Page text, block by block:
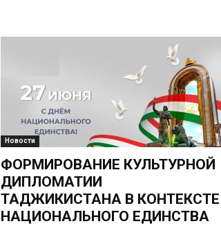
Новости
ФОРМИРОВАНИЕ КУЛЬТУРНОЙ
ДИПЛОМАТИИ
ТАДЖИКИСТАНА В КОНТЕКСТЕ
НАЦИОНАЛЬНОГО ЕДИНСТВА